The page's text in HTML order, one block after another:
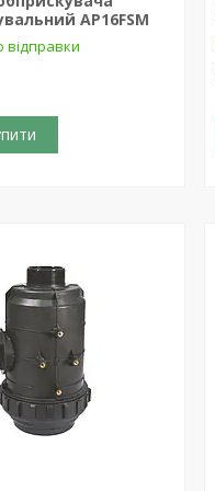
AP16FSM
відправки